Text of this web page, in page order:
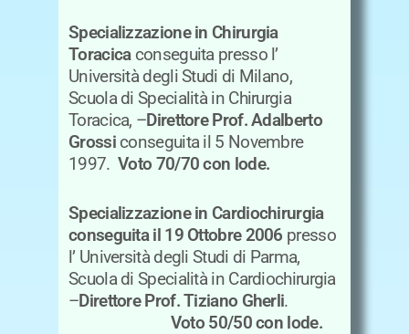
Specializzazione in Chirurgia
Toracicaconseguita presso l’
Università degli Studi di Milano,
Scuola di Specialità in Chirurgia
Toracica, –Direttore Prof. Adalberto
Grossiconseguita il 5 Novembre
1997.Voto 70/70 con lode.
Specializzazione in Cardiochirurgia
conseguita il 19 Ottobre 2006 presso
l’ Università degli Studi di Parma,
Scuola di Specialità in Cardiochirurgia
–Direttore Prof. Tiziano Gherli.
Voto 50/50 con lode.